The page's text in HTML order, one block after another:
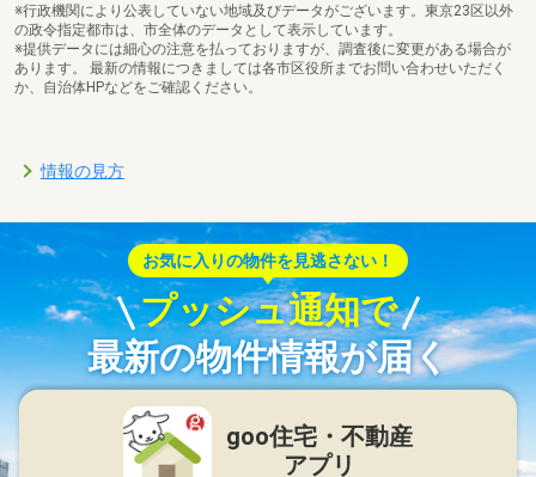
※行政機関により公表していない地域及びデータがございます。東京23区以外
の政令指定都市は、市全体のデータとして表示しています。
※提供データには細心の注意を払っておりますが、調査後に変更がある場合が
あります。 最新の情報につきましては各市区役所までお問い合わせいただく
か、自治体HPなどをご確認ください。
情報の見方
お気に入りの物件を見逃さない！
プッシュ通知で
最新の物件情報が届く
goo住宅・不動産
アプリ